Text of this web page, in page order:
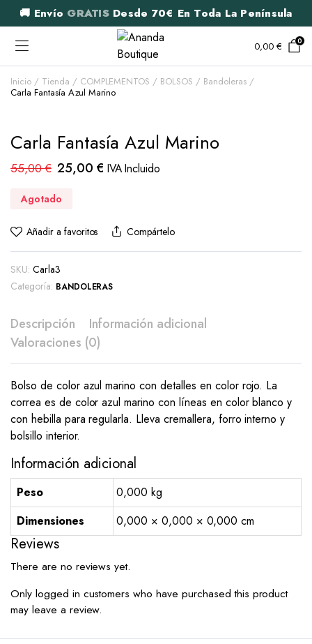
🚚 Envío GRATISDesde 70€ En Toda La Península
0,00 € 0
Inicio Tienda COMPLEMENTOS BOLSOS
Bandoleras
Carla Fantasía Azul Marino
Carla Fantasía Azul Marino
55,00€ El
original
era:
25,00 €El
es:
25,00 €.
IVA Incluido
Agotado
Añadir a favoritos Compártelo
SKU: Carla3
Categoría: BANDOLERAS
Descripción
Información adicional
Valoraciones (0)
Bolso de color azul marino con detalles en color rojo. La
correa es de color azul marino con líneas en color blanco y
con hebilla para regularla. Lleva cremallera, forro interno y
bolsillo interior.
Información adicional
Peso
0,000 kg
Dimensiones
0,000 × 0,000 × 0,000 cm
Reviews
There are no reviews yet.
Only logged in customers who have purchased this product
may leave a review.